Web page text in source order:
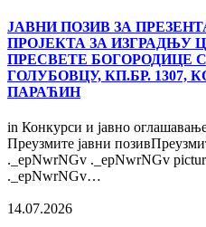
ЈАВНИ ПОЗИВ ЗА
ПРОЈЕКТА ЗА ИЗГРАДЊУ
ПРЕСВЕТЕ БОГОРОДИЦЕ
ГОЛУБОВЦУ, КП.БР.
ПАРАЋИН
in Конкурси и јавно
Преузмите јавни
._epNwrNGv ._epNwrNGv
._epNwrNGv…
14.07.2026